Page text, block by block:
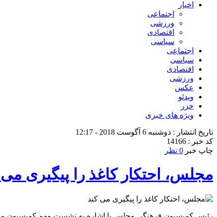
اخبار
اجتماعی
ورزشی
اقتصادی
سیاسی
اجتماعی
سیاسی
اقتصادی
ورزشی
عکس
ویدئو
خزر
ویژه های خبری
تاریخ انتشار : دوشنبه 6 آگوست 2018 - 12:17
کد خبر : 14166
چاپ خبر 0 نظر
مجلس، احتکار کاغذ را پیگیری می